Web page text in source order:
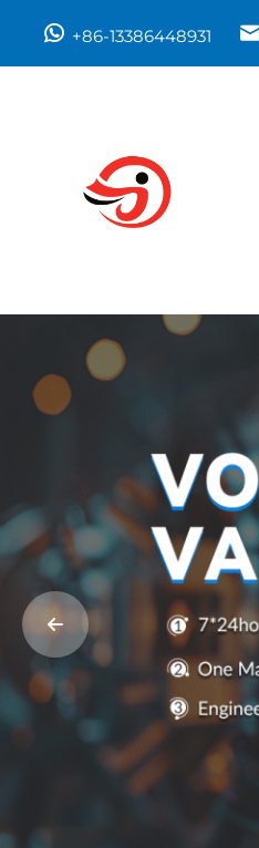
+86-13386448931